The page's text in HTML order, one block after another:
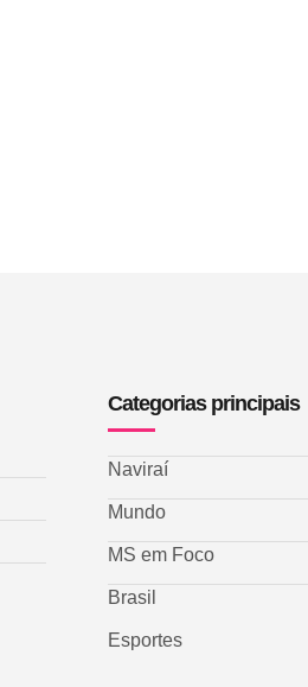
Categorias principais
Naviraí
Mundo
MS em Foco
Brasil
Esportes